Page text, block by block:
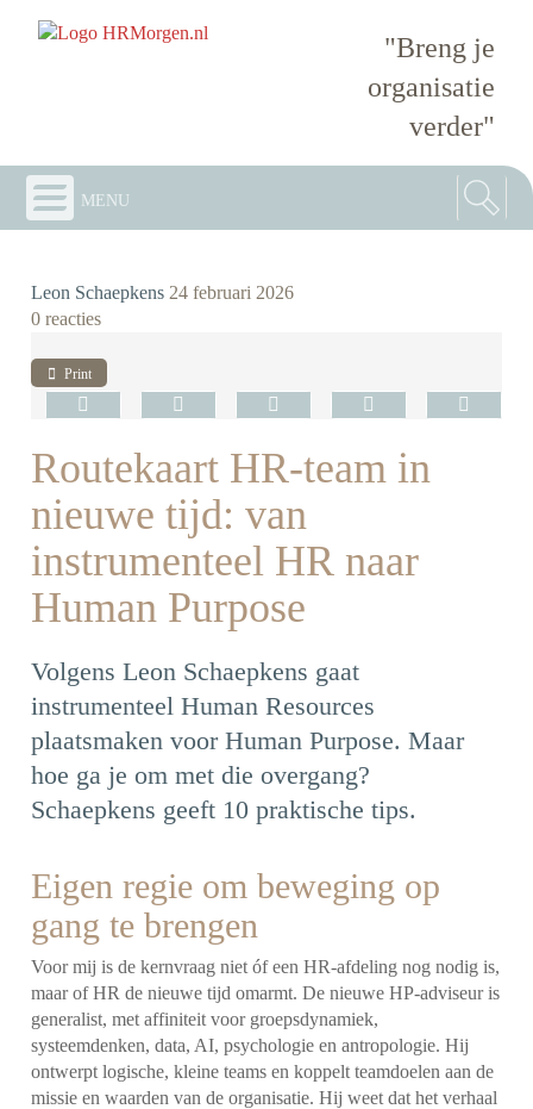
"Breng je
organisatie
verder"
menu
Leon Schaepkens 24 februari 2026
0 reacties
Print
Routekaart HR-team in
nieuwe tijd: van
instrumenteel HR naar
Human Purpose
Volgens Leon Schaepkens gaat
instrumenteel Human Resources
plaatsmaken voor Human Purpose. Maar
hoe ga je om met die overgang?
Schaepkens geeft 10 praktische tips.
Eigen regie om beweging op
gang te brengen
Voor mij is de kernvraag niet óf een HR-afdeling nog nodig is,
maar of HR de nieuwe tijd omarmt. De nieuwe HP-adviseur is
generalist, met affiniteit voor groepsdynamiek,
systeemdenken, data, AI, psychologie en antropologie. Hij
ontwerpt logische, kleine teams en koppelt teamdoelen aan de
missie en waarden van de organisatie. Hij weet dat het verhaal